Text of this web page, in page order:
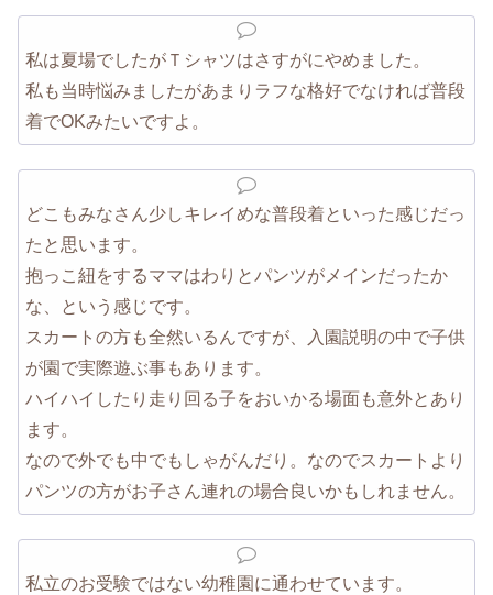
私は夏場でしたがＴシャツはさすがにやめました。
私も当時悩みましたがあまりラフな格好でなければ普段
着でOKみたいですよ。
どこもみなさん少しキレイめな普段着といった感じだっ
たと思います。
抱っこ紐をするママはわりとパンツがメインだったか
な、という感じです。
スカートの方も全然いるんですが、入園説明の中で子供
が園で実際遊ぶ事もあります。
ハイハイしたり走り回る子をおいかる場面も意外とあり
ます。
なので外でも中でもしゃがんだり。なのでスカートより
パンツの方がお子さん連れの場合良いかもしれません。
私立のお受験ではない幼稚園に通わせています。